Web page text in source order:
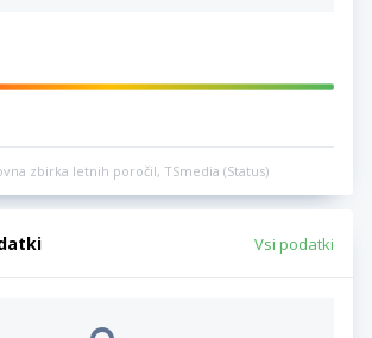
zbirka letnih poročil, TSmedia (Status)
Vsi podatki